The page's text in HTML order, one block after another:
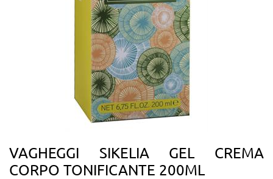
VAGHEGGI SIKELIA GEL CREMA
CORPO TONIFICANTE 200ML